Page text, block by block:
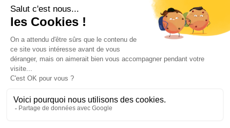
Besoin d'aide ?
Contactez-nous
Lire les FAQs
Politique de confidentialité